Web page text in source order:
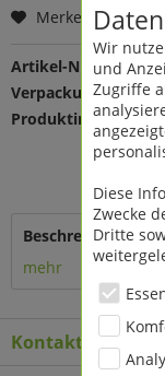
Merken
Artikel-Nr.:
Verpackungseinheit:
Produktinfo:
Beschreibung
mehr
Kontakt
Wir
und
Zugriffe
Diese
Zwecke
Dritte